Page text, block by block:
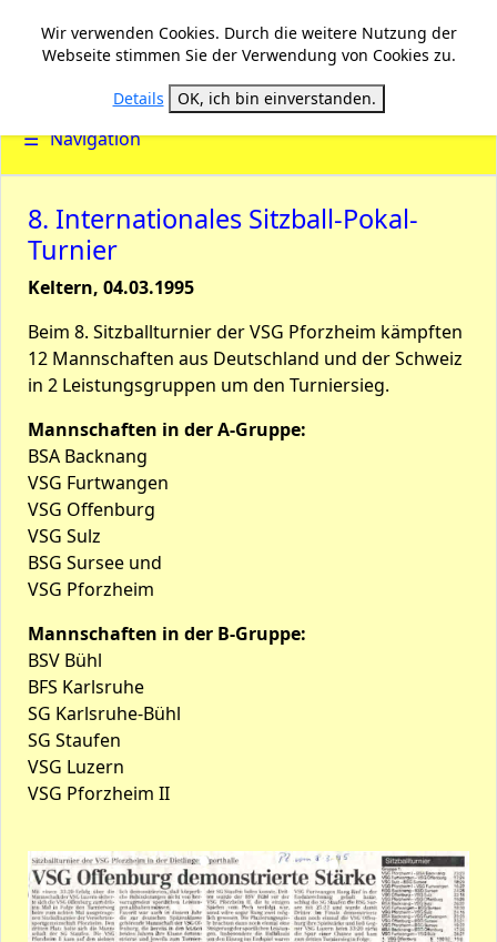
Wir verwenden Cookies. Durch die weitere Nutzung der
Webseite stimmen Sie der Verwendung von Cookies zu.
Details OK, ich bin einverstanden.
☰ Navigation
8. Internationales Sitzball-Pokal-
Turnier
Keltern, 04.03.1995
Beim 8. Sitzballturnier der VSG Pforzheim kämpften
12 Mannschaften aus Deutschland und der Schweiz
in 2 Leistungsgruppen um den Turniersieg.
Mannschaften in der A-Gruppe:
BSA Backnang
VSG Furtwangen
VSG Offenburg
VSG Sulz
BSG Sursee und
VSG Pforzheim
Mannschaften in der B-Gruppe:
BSV Bühl
BFS Karlsruhe
SG Karlsruhe-Bühl
SG Staufen
VSG Luzern
VSG Pforzheim II